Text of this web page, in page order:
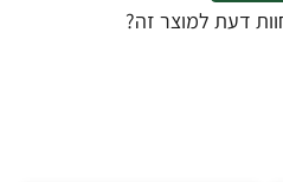
דעת למוצר זה?